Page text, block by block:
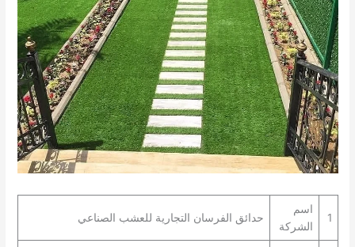
1
اسم
الشركة
حدائق الفرسان التجارية للعشب الصناعي